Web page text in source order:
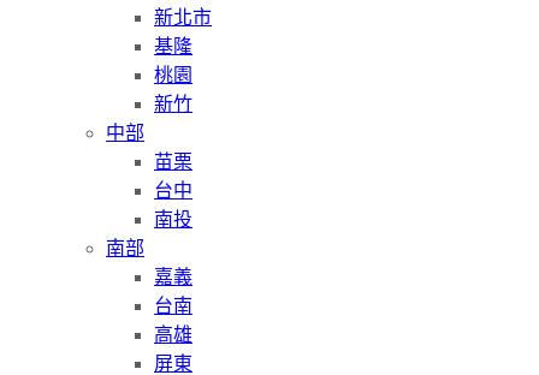
新北市
基隆
桃園
新竹
中部
苗栗
台中
南投
南部
嘉義
台南
高雄
屏東